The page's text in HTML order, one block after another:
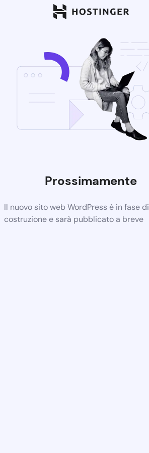
Prossimamente
Il nuovo sito web WordPress è in fase di
costruzione e sarà pubblicato a breve